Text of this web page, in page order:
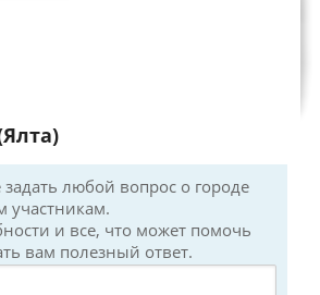
любой вопрос о городе
и все, что может помочь
вам полезный ответ.